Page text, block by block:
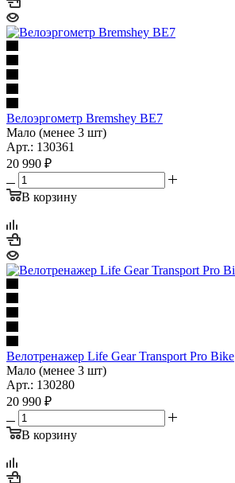
Велоэргометр Bremshey BE7
Мало (менее 3 шт)
Арт.: 130361
20 990 ₽
В корзину
Велотренажер Life Gear Transport Pro Bike
Мало (менее 3 шт)
Арт.: 130280
20 990 ₽
В корзину